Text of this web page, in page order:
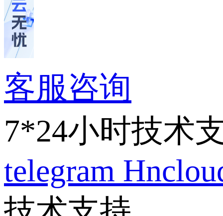
客服咨询
7*24小时技术
telegram